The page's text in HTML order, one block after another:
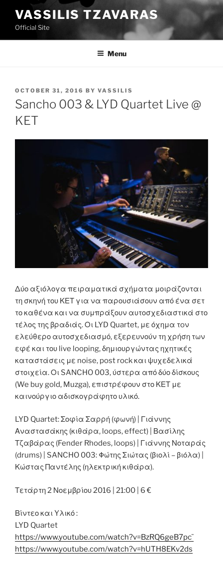
content
VASSILIS TZAVARAS
Official Site
Menu
POSTED
ON
OCTOBER 31, 2016 BY VASSILIS
Sancho 003 & LYD Quartet Live @
KET
Δύο αξιόλογα πειραματικά σχήματα μοιράζονται
τη σκηνή του ΚΕΤ για να παρουσιάσουν από ένα σετ
το καθένα και να συμπράξουν αυτοσχεδιαστικά στο
τέλος της βραδιάς. Οι LYD Quartet, με όχημα τoν
ελεύθερο αυτοσχεδιασμό, εξερευνούν τη χρήση των
εφέ και του live looping, δημιουργώντας ηχητικές
καταστάσεις με noise, post rock και ψυχεδελικά
στοιχεία. Οι SANCHO 003, ύστερα από δύο δίσκους
(We buy gold, Muzga), επιστρέφουν στο ΚΕΤ με
καινούργιο αδισκογράφητο υλικό.
LYD Quartet: Σοφία Σαρρή (φωνή) | Γιάννης
Αναστασάκης (κιθάρα, loops, effect) | Βασίλης
Τζαβάρας (Fender Rhodes, loops) | Γιάννης Νοταράς
(drums) | SANCHO 003: Φώτης Σιώτας (βιολί – βιόλα) |
Κώστας Παντέλης (ηλεκτρική κιθάρα).
Τετάρτη 2 Νοεμβρίου 2016 | 21:00 | 6 €
Βίντεο και Yλικό :
LYD Quartet
https://www.youtube.com/watch?v=BzRQ6geB7pc¨
https://www.youtube.com/watch?v=hUTH8EKv2ds